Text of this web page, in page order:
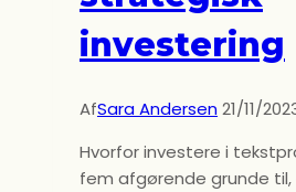
investering
AfSara Andersen21/11/
Hvorfor investere i
fem afgørende grunde